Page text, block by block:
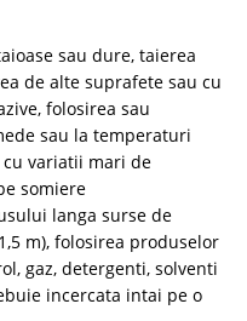
sau dure, taierea
de alte suprafete sau cu
folosirea sau
sau la temperaturi
variatii mari de
somiere
langa surse de
m), folosirea produselor
gaz, detergenti, solventi
incercata intai pe o